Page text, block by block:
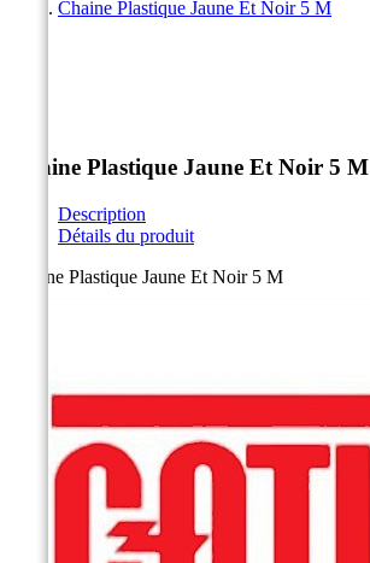
Chaine Plastique Jaune Et Noir 5 M
Chaine Plastique Jaune Et Noir 5 M
Description
Détails du produit
Chaine Plastique Jaune Et Noir 5 M